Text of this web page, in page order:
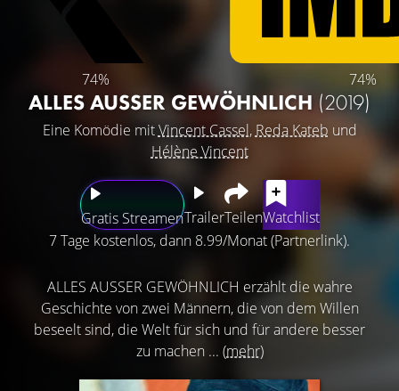
74% 74%
ALLES AUSSER GEWÖHNLICH (2019)
Eine Komödie mitVincent Cassel, Reda Kateb und
Hélène Vincent
Gratis StreamenTrailerTeilenWatchlist
7 Tage kostenlos, dann 8.99/Monat (Partnerlink).
ALLES AUSSER GEWÖHNLICH erzählt die wahre
Geschichte von zwei Männern, die von dem Willen
beseelt sind, die Welt für sich und für andere besser
zu machen ... (mehr)